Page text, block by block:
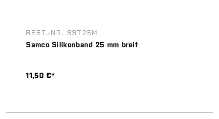
BEST.-NR. SST25M
Samco Silikonband 25 mm breit
11,50 €*